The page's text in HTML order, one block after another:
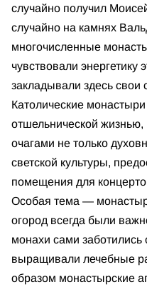
случайно получил
случайно на камнях
многочисленные
чувствовали энергетику
закладывали здесь свои
Католические
отшельнической жизнью,
очагами не только
светской культуры,
помещения для
Особая тема —
огород всегда были
монахи сами
выращивали лечебные
образом монастырские